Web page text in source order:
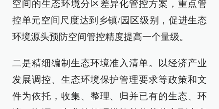
空间的生态环境分区差异化管控方案，重点管
控单元空间尺度达到乡镇/园区级别，促进生态
环境源头预防空间管控精度提高一个量级。
二是精细编制生态环境准入清单。以经济产业
发展调控、生态环境保护管理要求等政策和文
件为依托，收集、整理、归并已有的生态、环